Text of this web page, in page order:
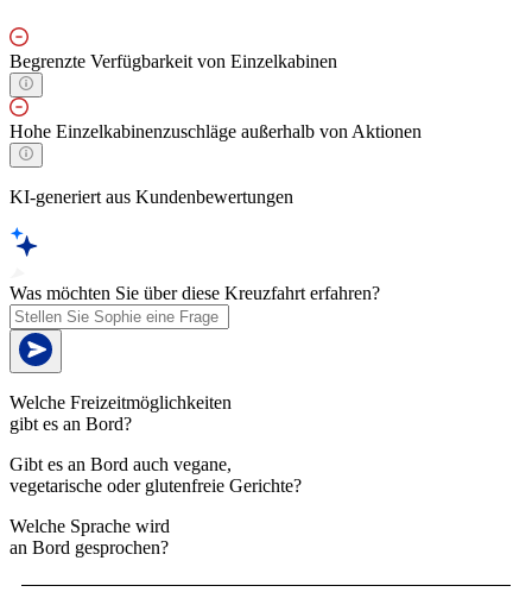
Begrenzte Verfügbarkeit von Einzelkabinen
Hohe Einzelkabinenzuschläge außerhalb von Aktionen
KI-generiert aus Kundenbewertungen
Was möchten Sie über diese Kreuzfahrt erfahren?
Welche Freizeitmöglichkeiten
gibt es an Bord?
Gibt es an Bord auch vegane,
vegetarische oder glutenfreie Gerichte?
Welche Sprache wird
an Bord gesprochen?